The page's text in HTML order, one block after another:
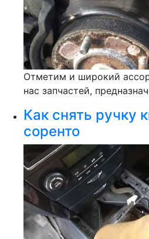
Отметим и широкий
нас запчастей,
Как снять ручку
соренто